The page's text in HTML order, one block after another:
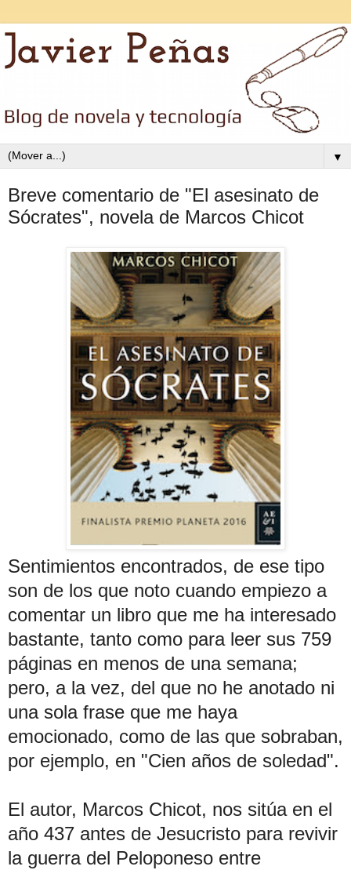
▼
Breve comentario de "El asesinato de
Sócrates", novela de Marcos Chicot
Sentimientos encontrados, de ese tipo
son de los que noto cuando empiezo a
comentar un libro que me ha interesado
bastante, tanto como para leer sus 759
páginas en menos de una semana;
pero, a la vez, del que no he anotado ni
una sola frase que me haya
emocionado, como de las que sobraban,
por ejemplo, en "Cien años de soledad".
El autor, Marcos Chicot, nos sitúa en el
año 437 antes de Jesucristo para revivir
la guerra del Peloponeso entre